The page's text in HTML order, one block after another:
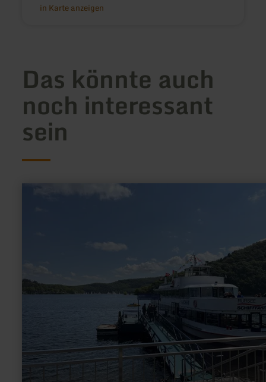
in Karte anzeigen
Das könnte auch
noch interessant
sein